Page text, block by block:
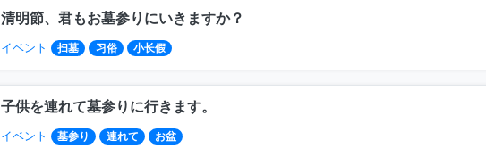
清明節、君もお墓参りにいきますか？
イベント 扫墓 习俗 小长假
子供を連れて墓参りに行きます。
イベント 墓参り 連れて お盆